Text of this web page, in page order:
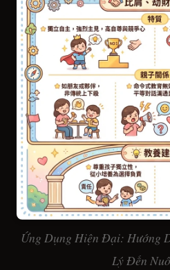
Ứng Dụng Hiện Đại: Hướng
Lý Đến